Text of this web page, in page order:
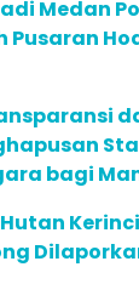
Medan
Pusaran
bagi